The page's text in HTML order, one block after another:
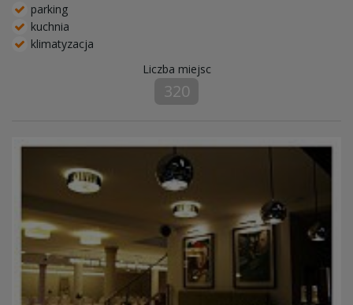
parking
kuchnia
klimatyzacja
Liczba miejsc
320